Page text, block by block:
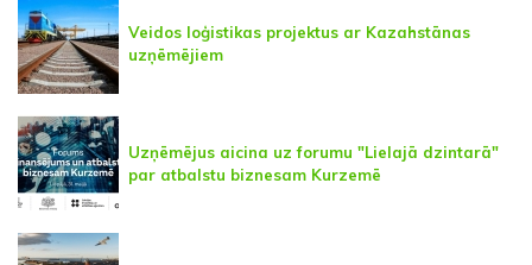
Veidos loģistikas projektus ar Kazahstānas
uzņēmējiem
Uzņēmējus aicina uz forumu "Lielajā dzintarā"
par atbalstu biznesam Kurzemē